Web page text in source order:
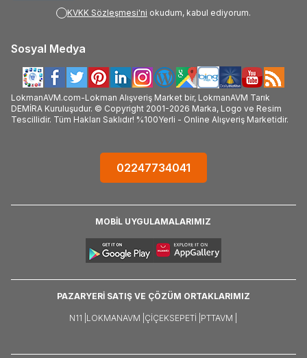
KVKK Sözleşmesi'ni okudum, kabul ediyorum.
Sosyal Medya
LokmanAVM.com-Lokman Alışveriş Market bir, LokmanAVM Tarık
DEMİRA Kuruluşudur. © Copyright 2001-2026 Marka, Logo ve Resim
Tescillidir. Tüm Hakları Saklıdır! %100Yerli - Online Alışveriş Marketidir.
02247734041
MOBİL UYGULAMALARIMIZ
PAZARYERİ SATIŞ VE ÇÖZÜM ORTAKLARIMIZ
N11 | LOKMANAVM | ÇIÇEKSEPETI | PTTAVM |